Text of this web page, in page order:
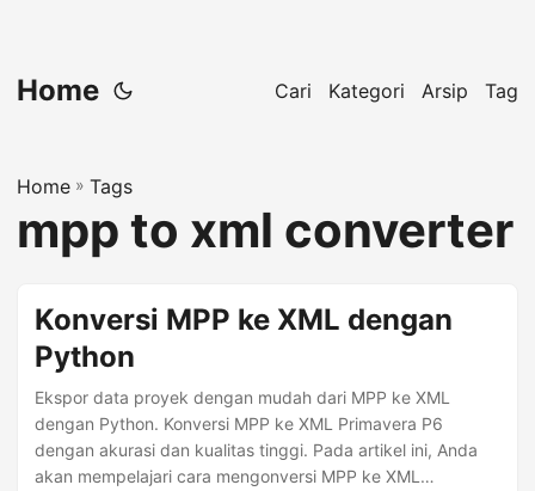
Home Cari Kategori Arsip Tag
Home » Tags
mpp to xml converter
Konversi MPP ke XML dengan
Python
Ekspor data proyek dengan mudah dari MPP ke XML
dengan Python. Konversi MPP ke XML Primavera P6
dengan akurasi dan kualitas tinggi. Pada artikel ini, Anda
akan mempelajari cara mengonversi MPP ke XML